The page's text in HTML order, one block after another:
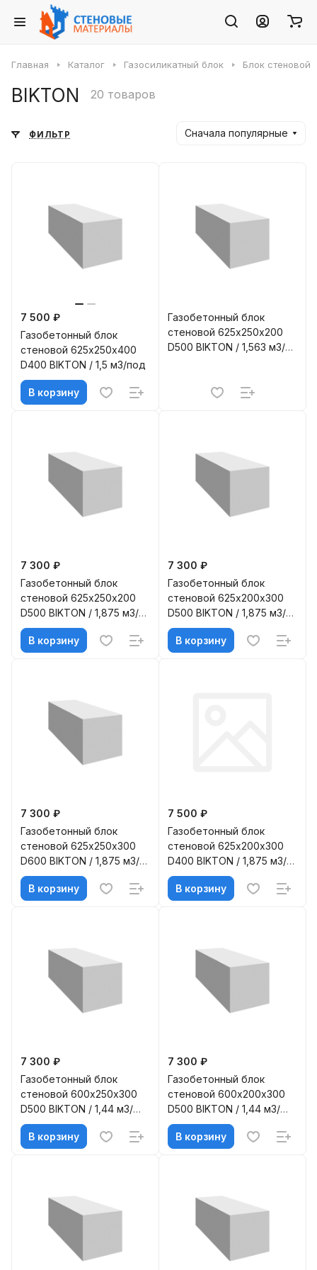
Главная Каталог Газосиликатный блок Блок стеновой
BIKTON 20 товаров
ФИЛЬТР Сначала популярные
7 500 ₽
Газобетонный блок
стеновой 625х250х400
D400 BIKTON / 1,5 м3/под
В корзину
Газобетонный блок
стеновой 625х250х200
D500 BIKTON / 1,563 м3/
7 300 ₽
Газобетонный блок
стеновой 625х250х200
D500 BIKTON / 1,875 м3/
под
В корзину
7 300 ₽
Газобетонный блок
стеновой 625х200х300
D500 BIKTON / 1,875 м3/
под
В корзину
7 300 ₽
Газобетонный блок
стеновой 625х250х300
D600 BIKTON / 1,875 м3/
под
В корзину
7 500 ₽
Газобетонный блок
стеновой 625х200х300
D400 BIKTON / 1,875 м3/
под
В корзину
7 300 ₽
Газобетонный блок
стеновой 600х250х300
D500 BIKTON / 1,44 м3/
под
В корзину
7 300 ₽
Газобетонный блок
стеновой 600х200х300
D500 BIKTON / 1,44 м3/
под
В корзину